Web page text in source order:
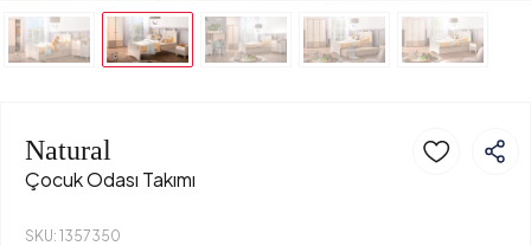
Natural
Çocuk Odası Takımı
SKU: 1357350